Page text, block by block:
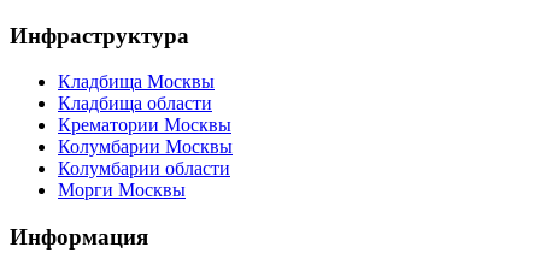
Инфраструктура
Кладбища Москвы
Кладбища области
Крематории Москвы
Колумбарии Москвы
Колумбарии области
Морги Москвы
Информация